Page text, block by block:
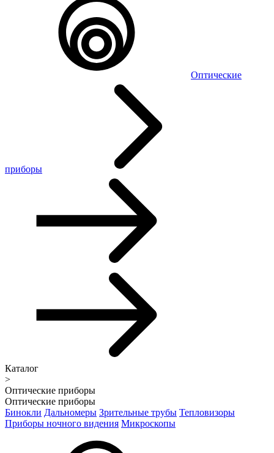
Оптические
приборы
Каталог
>
Оптические приборы
Оптические приборы
Бинокли Дальномеры Зрительные трубы Тепловизоры
Приборы ночного видения Микроскопы